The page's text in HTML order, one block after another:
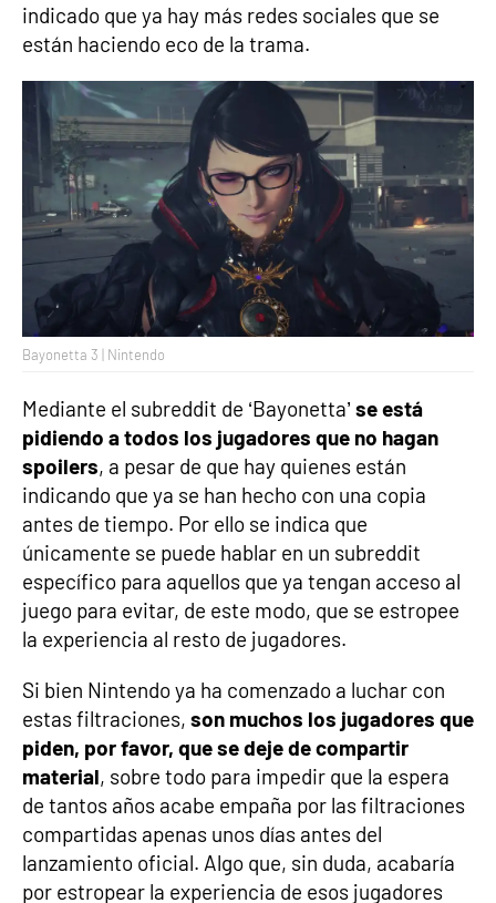
indicado que ya hay más redes sociales que se
están haciendo eco de la trama.
Bayonetta 3 | Nintendo
Mediante el subreddit de ‘Bayonetta’ se está
pidiendo a todos los jugadores que no hagan
spoilers, a pesar de que hay quienes están
indicando que ya se han hecho con una copia
antes de tiempo. Por ello se indica que
únicamente se puede hablar en un subreddit
específico para aquellos que ya tengan acceso al
juego para evitar, de este modo, que se estropee
la experiencia al resto de jugadores.
Si bien Nintendo ya ha comenzado a luchar con
estas filtraciones, son muchos los jugadores que
piden, por favor, que se deje de compartir
material, sobre todo para impedir que la espera
de tantos años acabe empaña por las filtraciones
compartidas apenas unos días antes del
lanzamiento oficial. Algo que, sin duda, acabaría
por estropear la experiencia de esos jugadores